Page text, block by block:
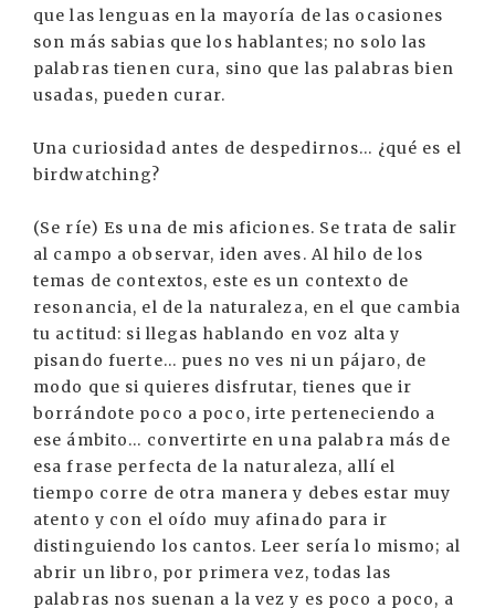
que las lenguas en la mayoría de las ocasiones
son más sabias que los hablantes; no solo las
palabras tienen cura, sino que las palabras bien
usadas, pueden curar.
Una curiosidad antes de despedirnos... ¿qué es el
birdwatching?
(Se ríe) Es una de mis aficiones. Se trata de salir
al campo a observar, iden aves. Al hilo de los
temas de contextos, este es un contexto de
resonancia, el de la naturaleza, en el que cambia
tu actitud: si llegas hablando en voz alta y
pisando fuerte... pues no ves ni un pájaro, de
modo que si quieres disfrutar, tienes que ir
borrándote poco a poco, irte perteneciendo a
ese ámbito... convertirte en una palabra más de
esa frase perfecta de la naturaleza, allí el
tiempo corre de otra manera y debes estar muy
atento y con el oído muy afinado para ir
distinguiendo los cantos. Leer sería lo mismo; al
abrir un libro, por primera vez, todas las
palabras nos suenan a la vez y es poco a poco, a